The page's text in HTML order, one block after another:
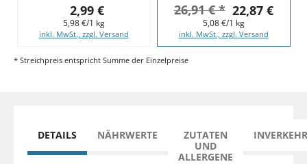
2,99 €
5,98 €/1 kg
inkl. MwSt., zzgl. Versand
22,87 €
26,91 € *
5,08 €/1 kg
inkl. MwSt., zzgl. Versand
* Streichpreis entspricht Summe der Einzelpreise
DETAILS NÄHRWERTE
ZUTATEN
UND
ALLERGENE